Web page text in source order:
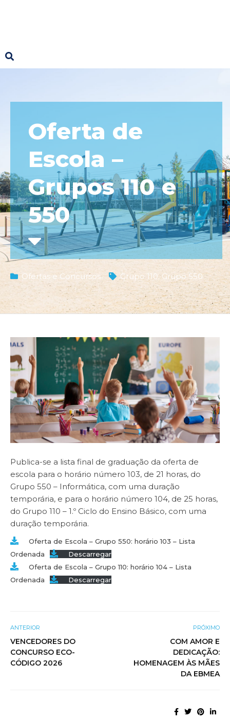
Oferta de
Escola –
Grupos 110 e
550
Ofertas e Concursos Grupo 110, Grupo 550
Publica-se a lista final de graduação da oferta de
escola para o horário número 103, de 21 horas, do
Grupo 550 – Informática, com uma duração
temporária, e para o horário número 104, de 25 horas,
do Grupo 110 – 1.º Ciclo do Ensino Básico, com uma
duração temporária.
Oferta de Escola – Grupo 550: horário 103 – Lista
Ordenada
Descarregar
Oferta de Escola – Grupo 110: horário 104 – Lista
Ordenada
Descarregar
ANTERIOR
VENCEDORES DO
CONCURSO ECO-
CÓDIGO 2026
PRÓXIMO
COM AMOR E
DEDICAÇÃO:
HOMENAGEM ÀS MÃES
DA EBMEA